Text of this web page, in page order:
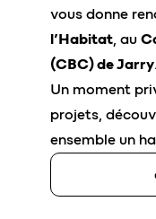
vous donne
l’Habitat, au
(CBC) de Jarry.
Un moment
projets,
ensemble un